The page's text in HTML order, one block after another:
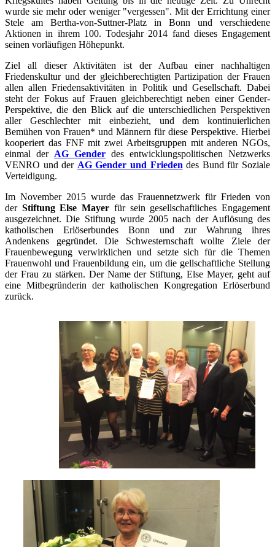
wurde sie mehr oder weniger "vergessen". Mit der Errichtung einer
Stele am Bertha-von-Suttner-Platz in Bonn und verschiedene
Aktionen in ihrem 100. Todesjahr 2014 fand dieses Engagement
seinen vorläufigen Höhepunkt.
Ziel all dieser Aktivitäten ist der Aufbau einer nachhaltigen
Friedenskultur und der gleichberechtigten Partizipation der Frauen
allen allen Friedensaktivitäten in Politik und Gesellschaft. Dabei
steht der Fokus auf Frauen gleichberechtigt neben einer Gender-
Perspektive, die den Blick auf die unterschiedlichen Perspektiven
aller Geschlechter mit einbezieht, und dem kontinuierlichen
Bemühen von Frauen* und Männern für diese Perspektive. Hierbei
kooperiert das FNF mit zwei Arbeitsgruppen mit anderen NGOs,
einmal der AG Gender des entwicklungspolitischen Netzwerks
VENRO und der AG Gender und Frieden des Bund für Soziale
Verteidigung.
Im November 2015 wurde das Frauennetzwerk für Frieden von
derStiftung Else Mayer für sein gesellschaftliches Engagement
ausgezeichnet. Die Stiftung wurde 2005 nach der Auflösung des
katholischen Erlöserbundes Bonn und zur Wahrung ihres
Andenkens gegründet. Die Schwesternschaft wollte Ziele der
Frauenbewegung verwirklichen und setzte sich für die Themen
Frauenwohl und Frauenbildung ein, um die gellschaftliche Stellung
der Frau zu stärken. Der Name der Stiftung, Else Mayer, geht auf
eine Mitbegründerin der katholischen Kongregation Erlöserbund
zurück.